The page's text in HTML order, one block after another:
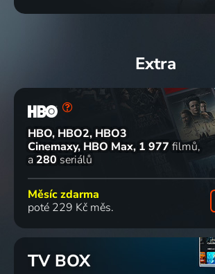
Extra
HBO, HBO2, HBO3
Cinemaxy, HBO Max 1 977 filmů
a 280 seriálů
Měsíc zdarma
poté 229 Kč měs.
TV BOX